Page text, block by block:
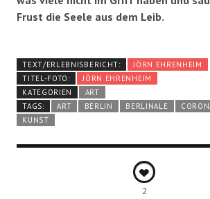
Frust die Seele aus dem Leib.
TEXT/ERLEBNISBERICHT:
JÖRN EHRENHEIM
TITEL-FOTO:
JÖRN EHRENHEIM
KATEGORIEN
ART
TAGS:
ART BERLIN BERLINALE
KUNST
2